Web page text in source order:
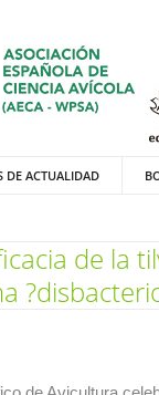
DE ACTUALIDAD
de